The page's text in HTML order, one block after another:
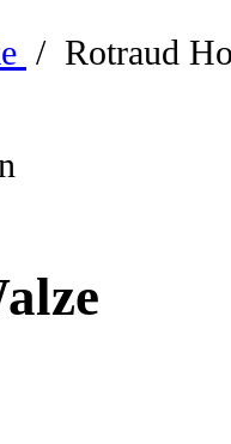
/ Rotraud